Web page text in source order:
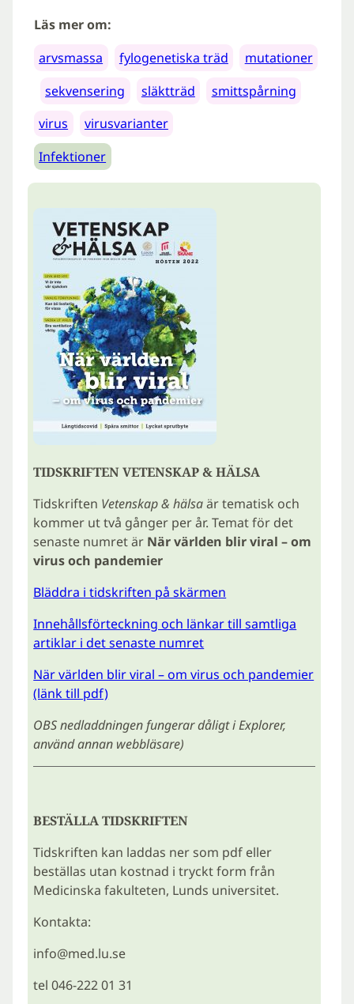
Läs mer om:
arvsmassa
fylogenetiska träd
mutationer
sekvensering
släktträd
smittspårning
virus
virusvarianter
Infektioner
TIDSKRIFTEN VETENSKAP & HÄLSA
Tidskriften Vetenskap & hälsaär tematisk och
kommer ut två gånger per år. Temat för det
senaste numret är När världen blir viral – om
virus och pandemier
Bläddra i tidskriften på skärmen
Innehållsförteckning och länkar till samtliga
artiklar i det senaste numret
När världen blir viral – om virus och pandemier
(länk till pdf)
OBS nedladdningen fungerar dåligt i Explorer,
använd annan webbläsare)
BESTÄLLA TIDSKRIFTEN
Tidskriften kan laddas ner som pdf eller
beställas utan kostnad i tryckt form från
Medicinska fakulteten, Lunds universitet.
Kontakta:
info@med.lu.se
tel 046-222 01 31